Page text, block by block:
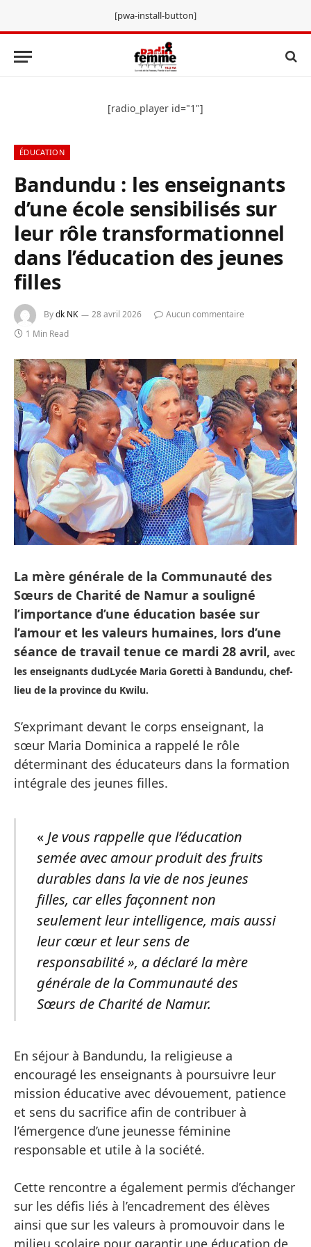
[pwa-install-button]
[radio_player id="1"]
ÉDUCATION
Bandundu : les enseignants
d’une école sensibilisés sur
leur rôle transformationnel
dans l’éducation des jeunes
filles
Bydk NK 28 avril 2026
Aucun commentaire
1 Min Read
La mère générale de la Communauté des
Sœurs de Charité de Namur a souligné
l’importance d’une éducation basée sur
l’amour et les valeurs humaines, lors d’une
séance de travail tenue ce mardi 28 avril, avec
les enseignants dudLycée Maria Goretti à Bandundu, chef-
lieu de la province du Kwilu.
S’exprimant devant le corps enseignant, la
sœur Maria Dominica a rappelé le rôle
déterminant des éducateurs dans la formation
intégrale des jeunes filles.
« Je vous rappelle que l’éducation
semée avec amour produit des fruits
durables dans la vie de nos jeunes
filles, car elles façonnent non
seulement leur intelligence, mais aussi
leur cœur et leur sens de
responsabilité », a déclaré la mère
générale de la Communauté des
Sœurs de Charité de Namur.
En séjour à Bandundu, la religieuse a
encouragé les enseignants à poursuivre leur
mission éducative avec dévouement, patience
et sens du sacrifice afin de contribuer à
l’émergence d’une jeunesse féminine
responsable et utile à la société.
Cette rencontre a également permis d’échanger
sur les défis liés à l’encadrement des élèves
ainsi que sur les valeurs à promouvoir dans le